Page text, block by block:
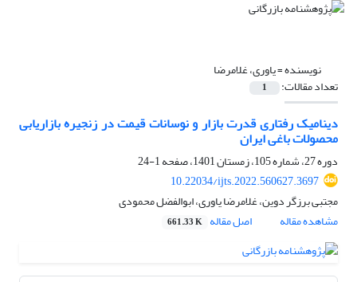
نویسنده =یاوری، غلامرضا
تعداد مقالات: 1
دینامیک رفتاری قدرت بازار و نوسانات قیمت در زنجیره بازاریابی
محصولات باغی ایران
دوره 27، شماره 105، زمستان 1401، صفحه
1-24
10.22034/ijts.2022.560627.3697
مجتبی برزگر دوین، غلامرضا یاوری، ابوالفضل محمودی
مشاهده مقاله
اصل مقاله 661.33 K